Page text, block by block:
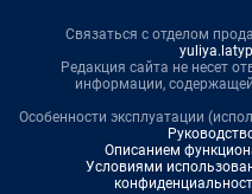
Связаться с отделом
Редакция сайта не несет
информации,
Особенности эксплуатации
Описанием
Условиями